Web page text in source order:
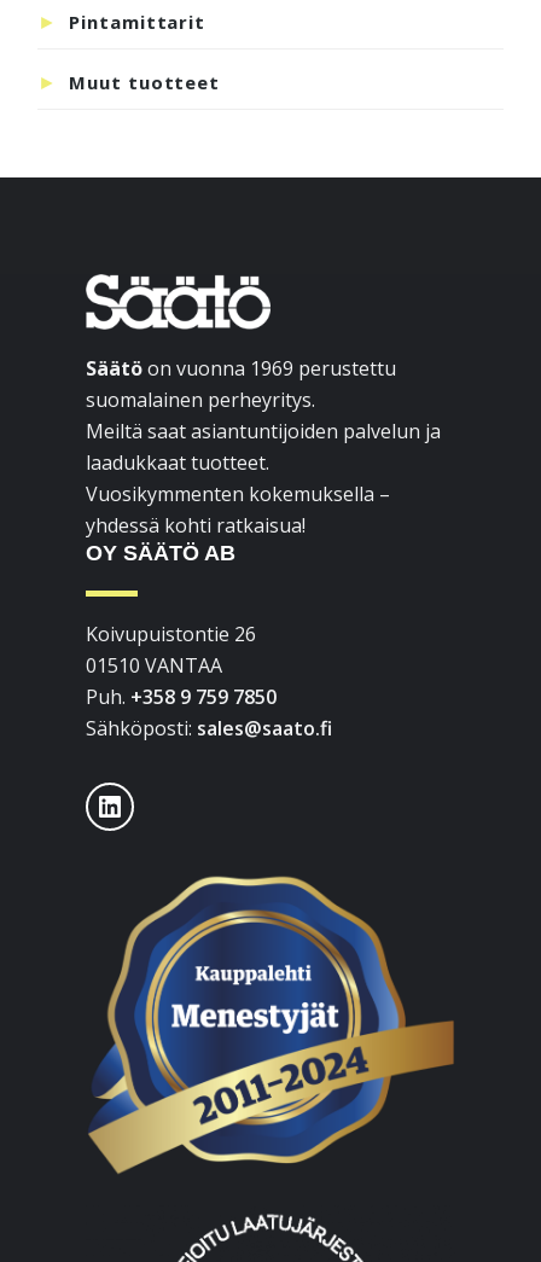
Pintamittarit
Muut tuotteet
Footer
Säätöon vuonna 1969 perustettu
suomalainen perheyritys.
Meiltä saat asiantuntijoiden palvelun ja
laadukkaat tuotteet.
Vuosikymmenten kokemuksella –
yhdessä kohti ratkaisua!
OY SÄÄTÖ AB
Koivupuistontie 26
01510 VANTAA
Puh. +358 9 759 7850
Sähköposti: sales@saato.fi
LinkedIn